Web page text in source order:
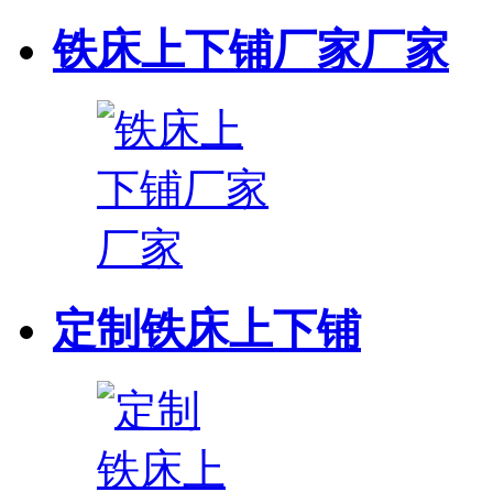
铁床上下铺厂家厂家
定制铁床上下铺